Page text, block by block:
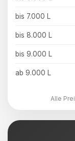
bis 7.000 L
bis 8.000 L
bis 9.000 L
ab 9.000 L
Alle